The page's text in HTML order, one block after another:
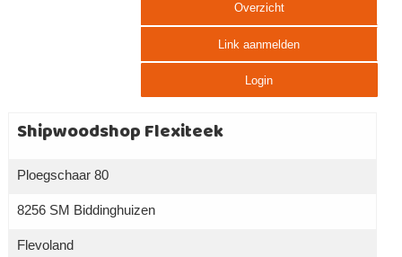
Overzicht
Link aanmelden
Login
Shipwoodshop Flexiteek
Ploegschaar 80
8256 SM Biddinghuizen
Flevoland